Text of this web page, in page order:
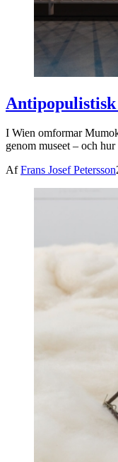
I Wien omformar
genom museet – och
AfFrans Josef Petersson